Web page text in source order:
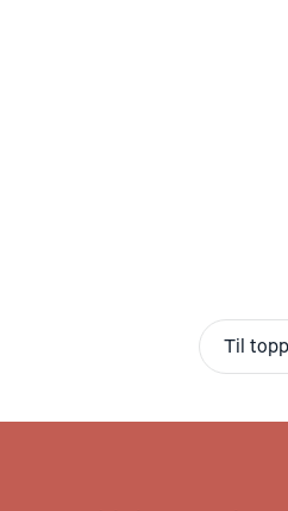
Til